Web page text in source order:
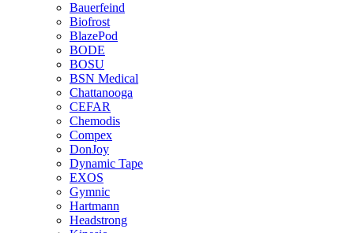
Bauerfeind
Biofrost
BlazePod
BODE
BOSU
BSN Medical
Chattanooga
CEFAR
Chemodis
Compex
DonJoy
Dynamic Tape
EXOS
Gymnic
Hartmann
Headstrong